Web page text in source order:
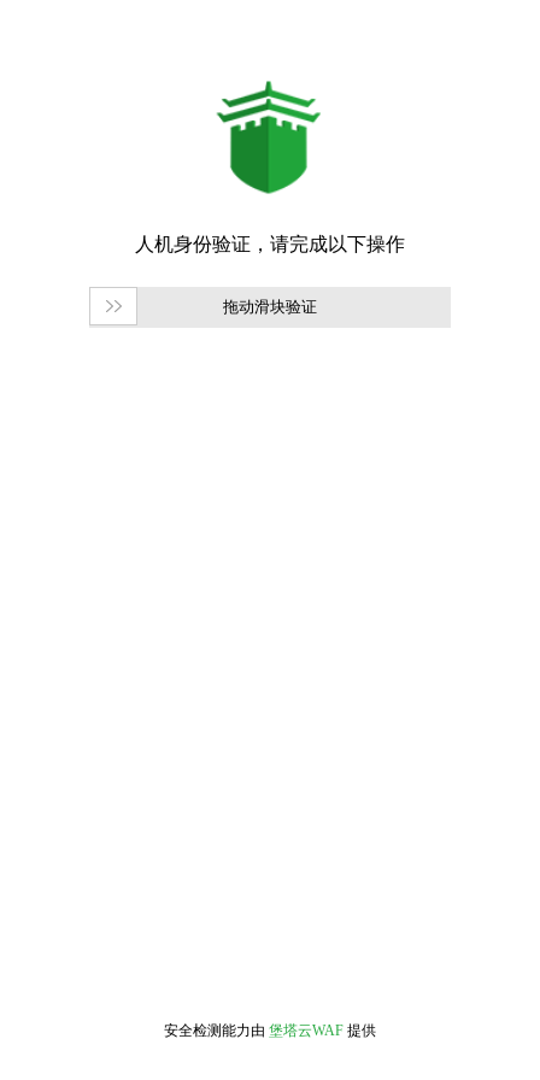
拖动滑块验证
安全检测能力由 堡塔云WAF 提供